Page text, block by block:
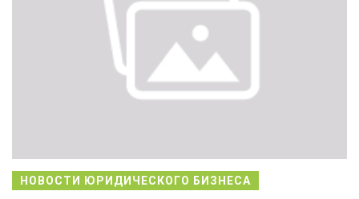
НОВОСТИ ЮРИДИЧЕСКОГО БИЗНЕСА